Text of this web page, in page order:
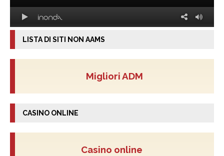
LISTA DI SITI NON AAMS
Migliori ADM
CASINO ONLINE
Casino online